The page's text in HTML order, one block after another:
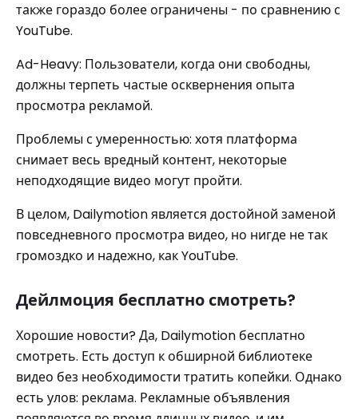
также гораздо более ограничены - по сравнению с
YouTube.
Ad-Heavy: Пользователи, когда они свободны,
должны терпеть частые осквернения опыта
просмотра рекламой.
Проблемы с умеренностью: хотя платформа
снимает весь вредный контент, некоторые
неподходящие видео могут пройти.
В целом, Dailymotion является достойной заменой
повседневного просмотра видео, но нигде не так
громоздко и надежно, как YouTube.
Дейлмоция бесплатно смотреть?
Хорошие новости? Да, Dailymotion бесплатно
смотреть. Есть доступ к обширной библиотеке
видео без необходимости тратить копейки. Однако
есть улов: реклама. Рекламные объявления